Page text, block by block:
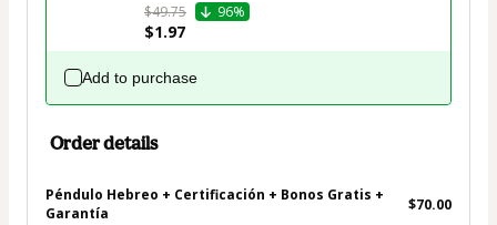
$49.75
96%
$1.97
Add to purchase
Order details
Péndulo Hebreo + Certificación + Bonos Gratis +
Garantía
$70.00